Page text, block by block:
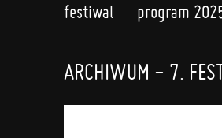
festiwal program
ARCHIWUM - 7.